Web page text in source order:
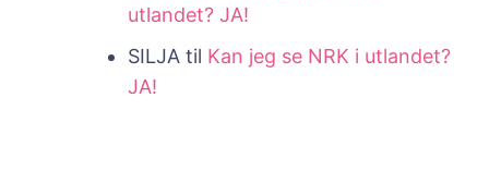
utlandet? JA!
SILJA til Kan jeg se NRK i utlandet?
JA!